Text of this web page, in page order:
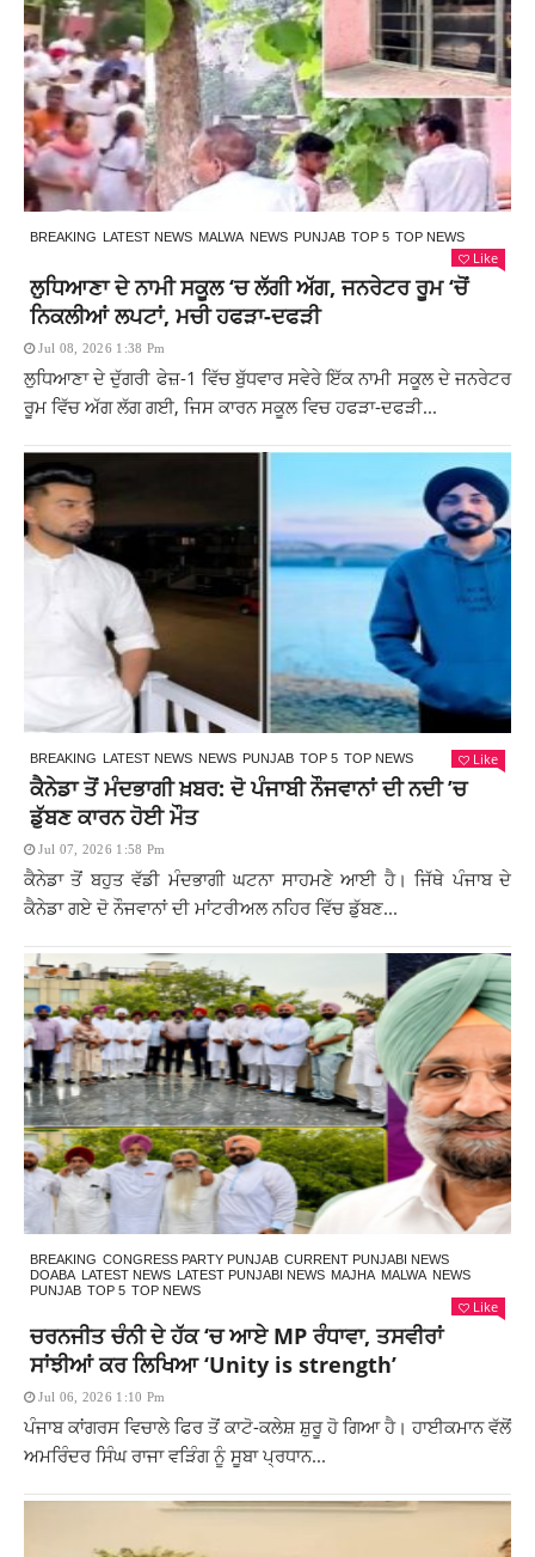
BREAKING LATEST NEWS MALWA NEWS PUNJAB TOP 5 TOP NEWS
Like
ਲੁਧਿਆਣਾ ਦੇ ਨਾਮੀ ਸਕੂਲ ‘ਚ ਲੱਗੀ ਅੱਗ, ਜਨਰੇਟਰ ਰੂਮ ‘ਚੋਂ
ਨਿਕਲੀਆਂ ਲਪਟਾਂ, ਮਚੀ ਹਫੜਾ-ਦਫੜੀ
Jul 08, 2026 1:38 Pm
ਲੁਧਿਆਣਾ ਦੇ ਦੁੱਗਰੀ ਫੇਜ਼-1 ਵਿੱਚ ਬੁੱਧਵਾਰ ਸਵੇਰੇ ਇੱਕ ਨਾਮੀ ਸਕੂਲ ਦੇ ਜਨਰੇਟਰ
ਰੂਮ ਵਿੱਚ ਅੱਗ ਲੱਗ ਗਈ, ਜਿਸ ਕਾਰਨ ਸਕੂਲ ਵਿਚ ਹਫੜਾ-ਦਫੜੀ...
BREAKING LATEST NEWS NEWS PUNJAB TOP 5 TOP NEWS Like
ਕੈਨੇਡਾ ਤੋਂ ਮੰਦਭਾਗੀ ਖ਼ਬਰ: ਦੋ ਪੰਜਾਬੀ ਨੌਜਵਾਨਾਂ ਦੀ ਨਦੀ ’ਚ
ਡੁੱਬਣ ਕਾਰਨ ਹੋਈ ਮੌਤ
Jul 07, 2026 1:58 Pm
ਕੈਨੇਡਾ ਤੋਂ ਬਹੁਤ ਵੱਡੀ ਮੰਦਭਾਗੀ ਘਟਨਾ ਸਾਹਮਣੇ ਆਈ ਹੈ। ਜਿੱਥੇ ਪੰਜਾਬ ਦੇ
ਕੈਨੇਡਾ ਗਏ ਦੋ ਨੌਜਵਾਨਾਂ ਦੀ ਮਾਂਟਰੀਅਲ ਨਹਿਰ ਵਿੱਚ ਡੁੱਬਣ...
BREAKING CONGRESS PARTY PUNJAB CURRENT PUNJABI NEWS
DOABA LATEST NEWS LATEST PUNJABI NEWS MAJHA MALWA NEWS
PUNJAB TOP 5 TOP NEWS
Like
ਚਰਨਜੀਤ ਚੰਨੀ ਦੇ ਹੱਕ ‘ਚ ਆਏ MP ਰੰਧਾਵਾ, ਤਸਵੀਰਾਂ
ਸਾਂਝੀਆਂ ਕਰ ਲਿਖਿਆ ‘Unity is strength’
Jul 06, 2026 1:10 Pm
ਪੰਜਾਬ ਕਾਂਗਰਸ ਵਿਚਾਲੇ ਫਿਰ ਤੋਂ ਕਾਟੋ-ਕਲੇਸ਼ ਸ਼ੁਰੂ ਹੋ ਗਿਆ ਹੈ। ਹਾਈਕਮਾਨ ਵੱਲੋਂ
ਅਮਰਿੰਦਰ ਸਿੰਘ ਰਾਜਾ ਵੜਿੰਗ ਨੂੰ ਸੂਬਾ ਪ੍ਰਧਾਨ...